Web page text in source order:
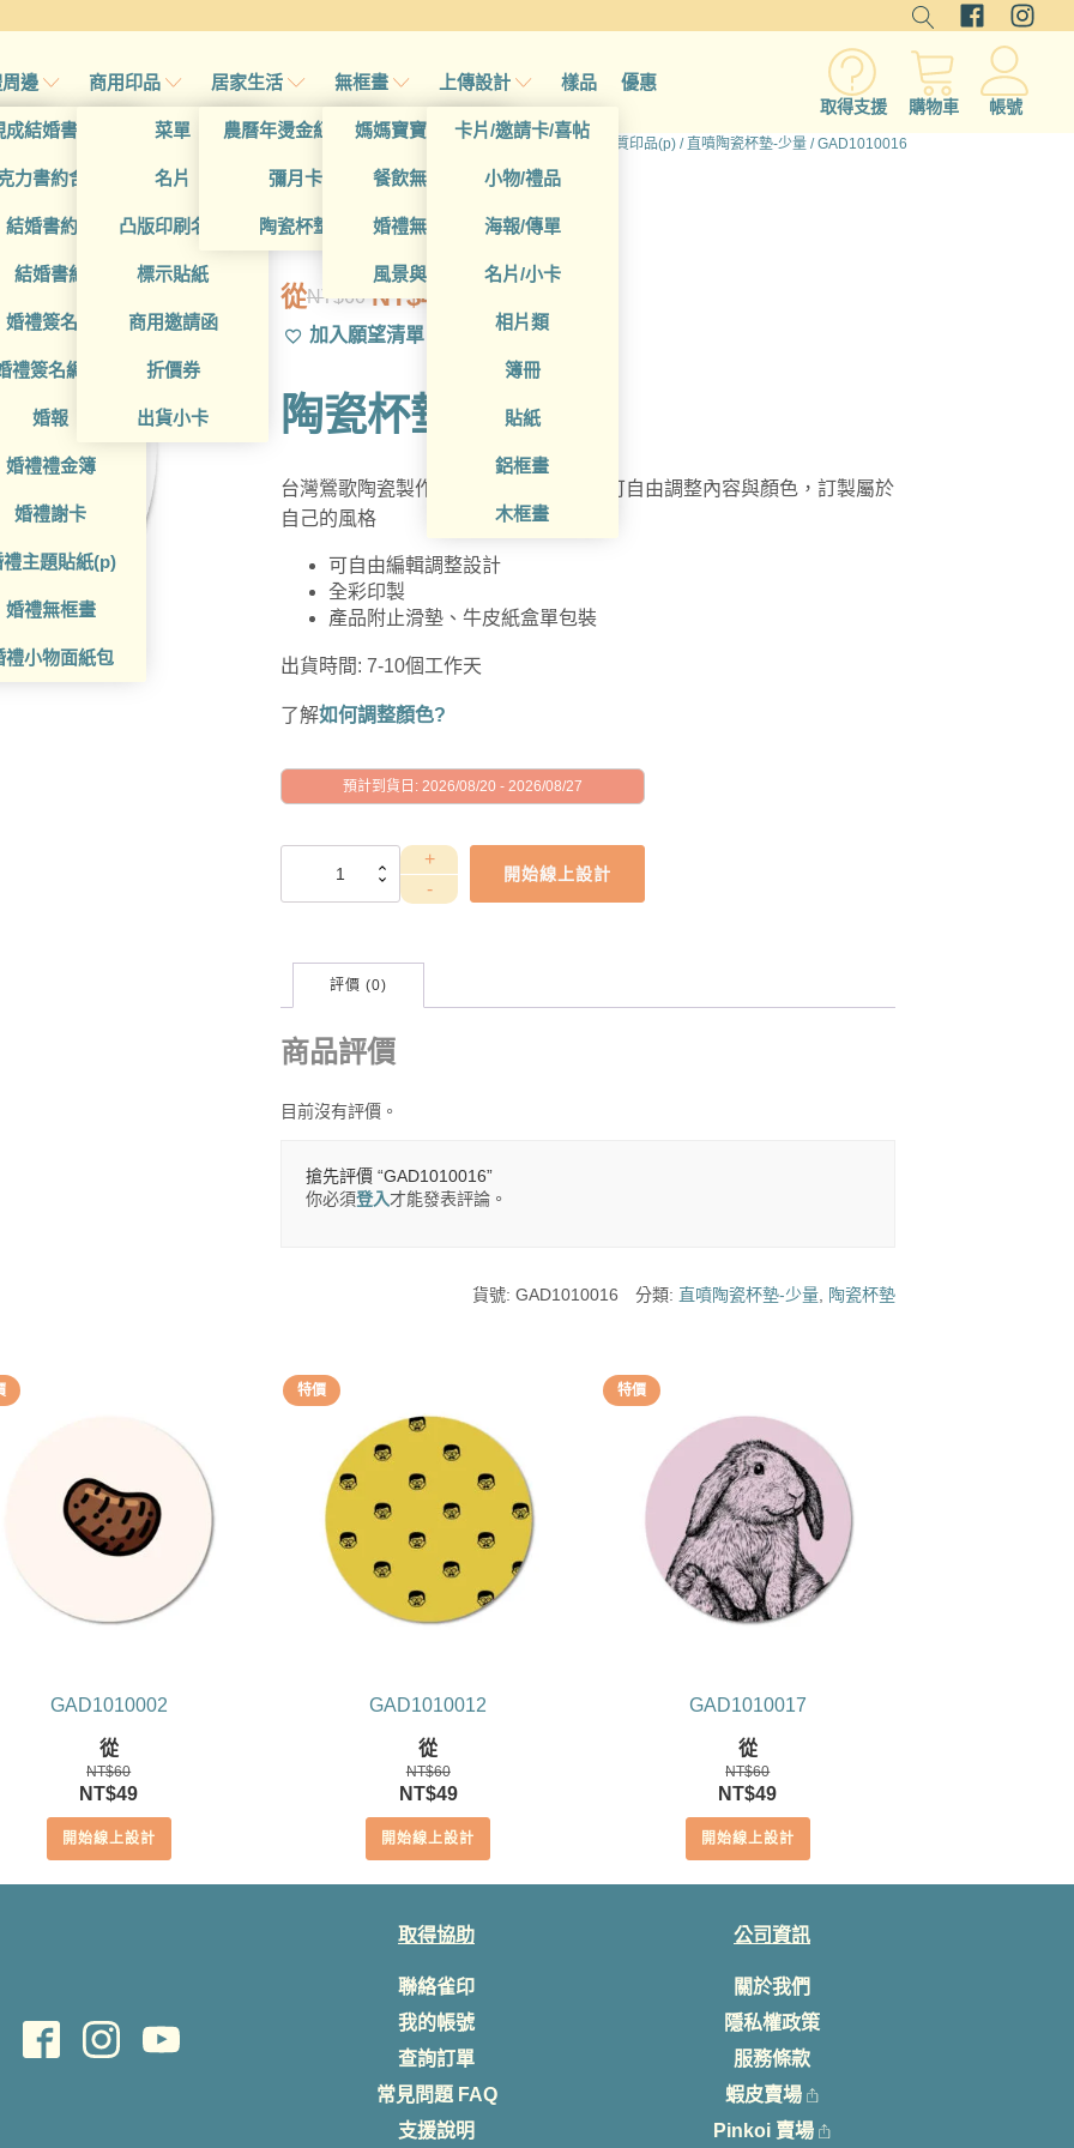
邊
成結婚書約夾
力書約含木座
結婚書約組
結婚書約
婚禮簽名簿
禮簽名綢(p)
婚報
婚禮禮金簿
婚禮謝卡
禮主題貼紙(p)
婚禮無框畫
禮小物面紙包
商用印品
菜單
名片
凸版印刷名片
標示貼紙
商用邀請函
折價券
出貨小卡
居家生活
農曆年燙金紅包袋
彌月卡
陶瓷杯墊
無框畫
媽媽寶寶無框畫
餐飲無框畫
婚禮無框畫
風景與藝術
上傳設計
卡片/邀請卡/喜帖
小物/禮品
海報/傳單
名片/小卡
相片類
簿冊
貼紙
鋁框畫
木框畫
樣品 優惠
取得支援 購物車 帳號
首頁/ 所有產品 硬質印品(p) / 直噴陶瓷杯墊-少量 / GAD1010016
GAD1010016
從NT$60
原
始
價
格：
NT$49
目
前
價
格：
加入願望清單
陶瓷杯墊
台灣鶯歌陶瓷製作的設計款陶瓷杯墊，可自由調整內容與顏色，訂製屬於
自己的風格
可自由編輯調整設計
全彩印製
產品附止滑墊、牛皮紙盒單包裝
出貨時間: 7-10個工作天
了解如何調整顏色?
預計到貨日: 2026/08/20 - 2026/08/27
GAD1010016
開始線上設計
評價 (0)
商品評價
目前沒有評價。
搶先評價 “GAD1010016”
你必須登入才能發表評論。
貨號:GAD1010016 分類: 直噴陶瓷杯墊-少量 陶瓷杯墊
GAD1010002
從
NT$60
原
始
價
NT$49目
前
價
開始線上設計
特價
GAD1010012
從
NT$60
原
始
價
NT$49目
前
價
開始線上設計
特價
GAD1010017
從
NT$60
原
始
價
NT$49目
前
價
開始線上設計
取得協助
聯絡雀印
我的帳號
查詢訂單
常見問題 FAQ
支援說明
公司資訊
關於我們
隱私權政策
服務條款
蝦皮賣場
Pinkoi 賣場